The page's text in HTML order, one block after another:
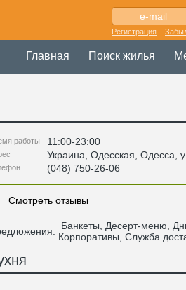
Регистрация
Главная Поиск жилья
работы 11:00-23:00
Украина Одесская , Одесса,
(048) 750-26-06
Смотреть отзывы
Банкеты, Десерт-меню,
Корпоративы, Служба